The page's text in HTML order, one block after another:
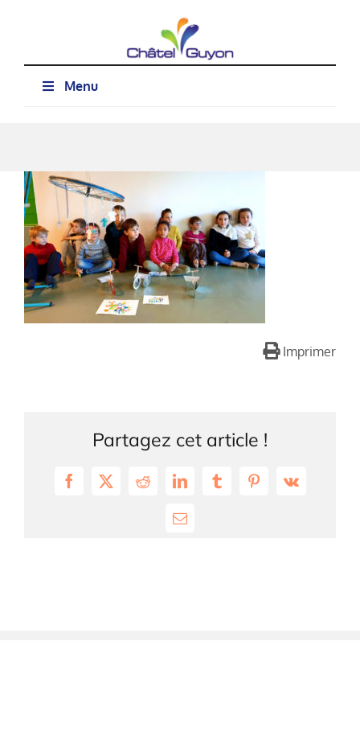
Menu
Imprimer
Partagez cet article !
Facebook
X RedditLinkedInTumblrPinterest
Vk
Email